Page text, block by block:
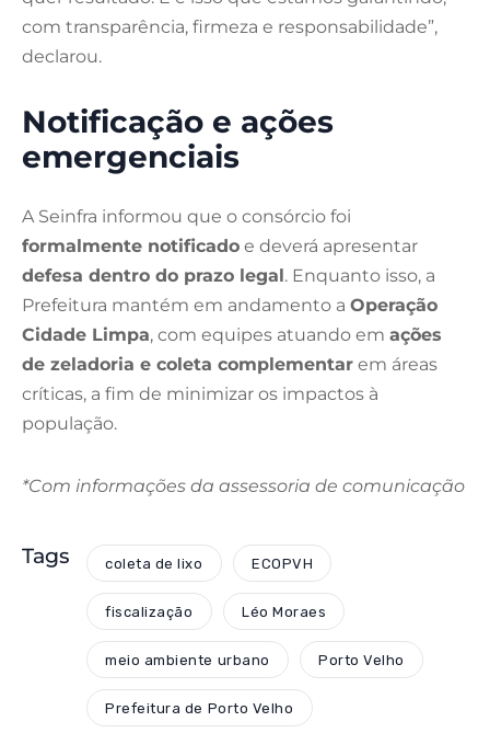
com transparência, firmeza e responsabilidade”,
declarou.
Notificação e ações
emergenciais
A Seinfra informou que o consórcio foi
formalmente notificado e deverá apresentar
defesa dentro do prazo legal . Enquanto isso, a
Prefeitura mantém em andamento a Operação
Cidade Limpa, com equipes atuando em ações
de zeladoria e coleta complementar em áreas
críticas, a fim de minimizar os impactos à
população.
*Com informações da assessoria de comunicação
Tags coleta de lixo ECOPVH
fiscalização Léo Moraes
meio ambiente urbano Porto Velho
Prefeitura de Porto Velho